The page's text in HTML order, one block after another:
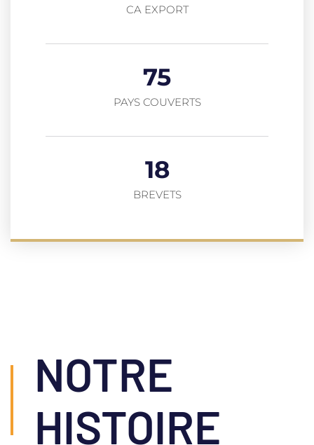
CA EXPORT
PAYS COUVERTS
75
BREVETS
18
NOTRE
HISTOIRE